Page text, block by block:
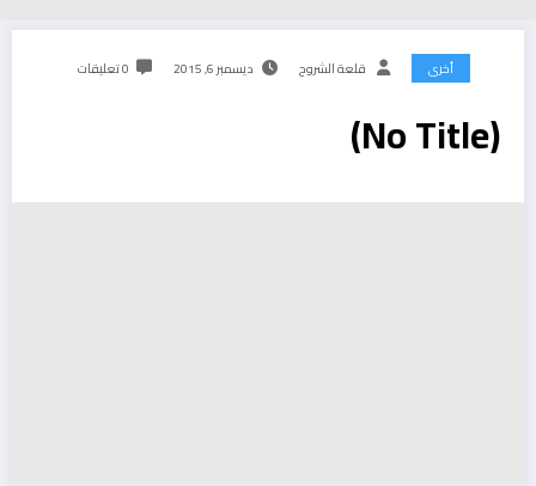
أخرى قلعة الشروح ديسمبر 6, 2015 0 تعليقات
(No Title)